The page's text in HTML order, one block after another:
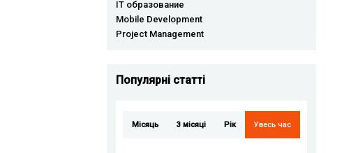
IT образование
Mobile Development
Project Management
Популярні статті
Місяць 3 місяці Рік Увесь час